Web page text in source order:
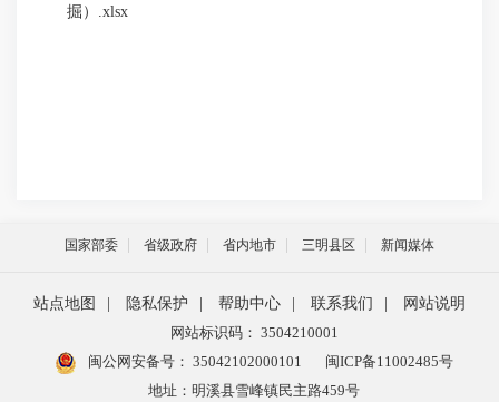
掘）.xlsx
国家部委 省级政府 省内地市 三明县区 新闻媒体
站点地图 隐私保护 帮助中心 联系我们
网站说明
网站标识码： 3504210001
闽公网安备号： 35042102000101
闽ICP备11002485号
地址：明溪县雪峰镇民主路459号